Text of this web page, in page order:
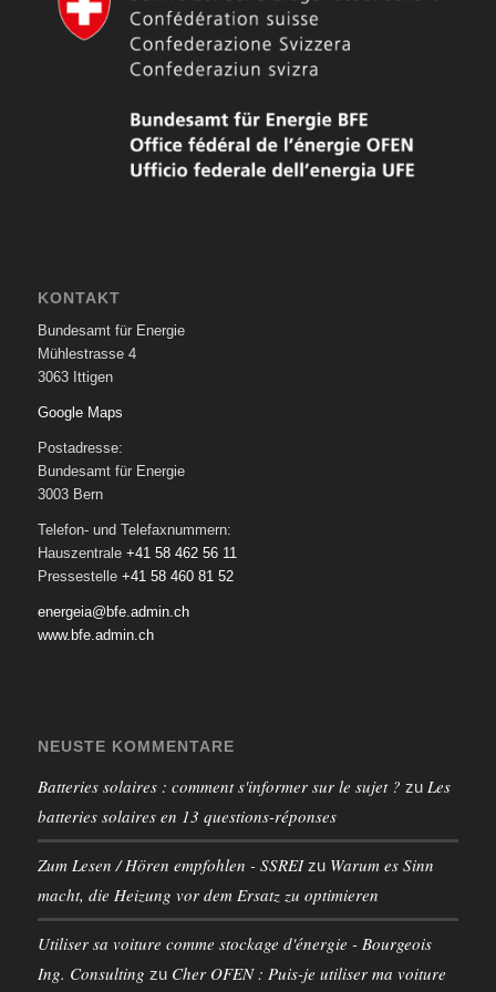
KONTAKT
Bundesamt für Energie
Mühlestrasse 4
3063 Ittigen
Google Maps
Postadresse:
Bundesamt für Energie
3003 Bern
Telefon- und Telefaxnummern:
Hauszentrale +41 58 462 56 11
Pressestelle +41 58 460 81 52
energeia@bfe.admin.ch
www.bfe.admin.ch
NEUSTE KOMMENTARE
Batteries solaires : comment s'informer sur le sujet ? zu Les
batteries solaires en 13 questions-réponses
Zum Lesen / Hören empfohlen - SSREIzu Warum es Sinn
macht, die Heizung vor dem Ersatz zu optimieren
Utiliser sa voiture comme stockage d'énergie - Bourgeois
Ing. Consulting zu Cher OFEN : Puis-je utiliser ma voiture